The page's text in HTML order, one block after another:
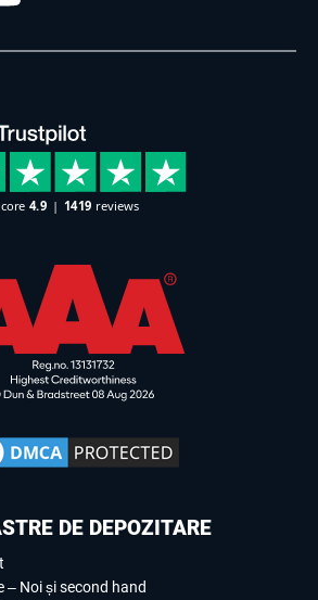
DE DEPOZITARE
– Noi și second hand